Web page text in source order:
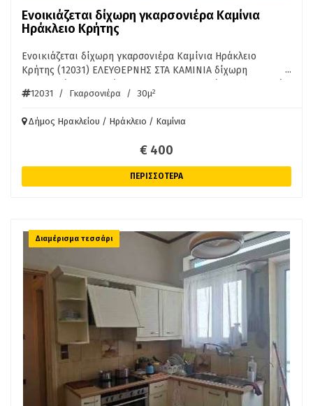
Ενοικιάζεται δίχωρη γκαρσονιέρα Καμίνια
Ηράκλειο Κρήτης
Ενοικιάζεται δίχωρη γκαρσονιέρα Καμίνια Ηράκλειο
Κρήτης (12031) ΕΛΕΥΘΕΡΝΗΣ ΣΤΑ ΚΑΜΙΝΙΑ δίχωρη
συσκευές, μπαλκόνι, ιδανική για φοιτητή. Ενοίκιο 400
...
12031 / Γκαρσονιέρα / 30μ2
Δήμος Ηρακλείου / Ηράκλειο / Καμίνια
€ 400
ΠΕΡΙΣΣΟΤΕΡΑ
Διαμέρισμα τεσσάρι